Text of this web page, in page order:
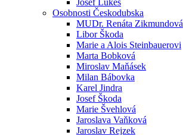
Josef Lukeš
Osobnosti Českodubska
MUDr. Renáta Zikmundová
Libor Škoda
Marie a Alois Steinbauerovi
Marta Bobková
Miroslav Maňásek
Milan Bábovka
Karel Jindra
Josef Škoda
Marie Švehlová
Jaroslava Vaňková
Jaroslav Rejzek